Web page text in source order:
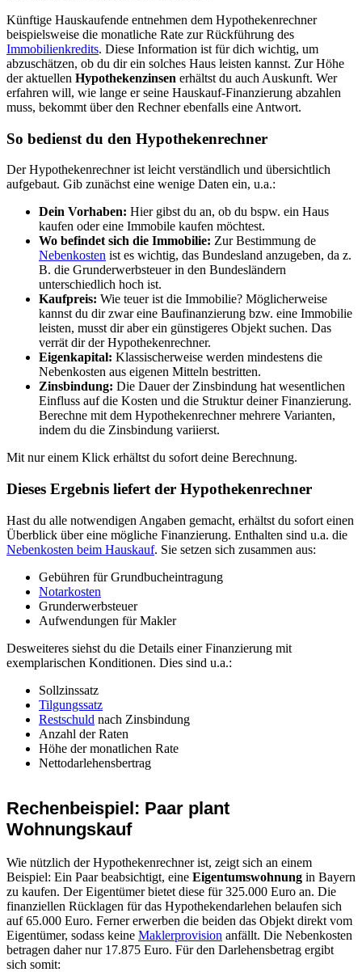
Künftige Hauskaufende entnehmen dem Hypothekenrechner
beispielsweise die monatliche Rate zur Rückführung des
Immobilienkredits. Diese Information ist für dich wichtig, um
abzuschätzen, ob du dir ein solches Haus leisten kannst. Zur Höhe
der aktuellen Hypothekenzinsen erhältst du auch Auskunft. Wer
erfahren will, wie lange er seine Hauskauf-Finanzierung abzahlen
muss, bekommt über den Rechner ebenfalls eine Antwort.
So bedienst du den Hypothekenrechner
Der Hypothekenrechner ist leicht verständlich und übersichtlich
aufgebaut. Gib zunächst eine wenige Daten ein, u.a.:
Dein Vorhaben: Hier gibst du an, ob du bspw. ein Haus
kaufen oder eine Immobile kaufen möchtest.
Wo befindet sich die Immobilie: Zur Bestimmung de
Nebenkosten ist es wichtig, das Bundesland anzugeben, da z.
B. die Grunderwerbsteuer in den Bundesländern
unterschiedlich hoch ist.
Kaufpreis: Wie teuer ist die Immobilie? Möglicherweise
kannst du dir zwar eine Baufinanzierung bzw. eine Immobilie
leisten, musst dir aber ein günstigeres Objekt suchen. Das
verrät dir der Hypothekenrechner.
Eigenkapital: Klassischerweise werden mindestens die
Nebenkosten aus eigenen Mitteln bestritten.
Zinsbindung: Die Dauer der Zinsbindung hat wesentlichen
Einfluss auf die Kosten und die Struktur deiner Finanzierung.
Berechne mit dem Hypothekenrechner mehrere Varianten,
indem du die Zinsbindung variierst.
Mit nur einem Klick erhältst du sofort deine Berechnung.
Dieses Ergebnis liefert der Hypothekenrechner
Hast du alle notwendigen Angaben gemacht, erhältst du sofort einen
Überblick über eine mögliche Finanzierung. Enthalten sind u.a. die
Nebenkosten beim Hauskauf. Sie setzen sich zusammen aus:
Gebühren für Grundbucheintragung
Notarkosten
Grunderwerbsteuer
Aufwendungen für Makler
Desweiteres siehst du die Details einer Finanzierung mit
exemplarischen Konditionen. Dies sind u.a.:
Sollzinssatz
Tilgungssatz
Restschuld nach Zinsbindung
Anzahl der Raten
Höhe der monatlichen Rate
Nettodarlehensbertrag
Rechenbeispiel: Paar plant
Wohnungskauf
Wie nützlich der Hypothekenrechner ist, zeigt sich an einem
Beispiel: Ein Paar beabsichtigt, eine Eigentumswohnung in Bayern
zu kaufen. Der Eigentümer bietet diese für 325.000 Euro an. Die
finanziellen Rücklagen für das Hypothekendarlehen belaufen sich
auf 65.000 Euro. Ferner erwerben die beiden das Objekt direkt vom
Eigentümer, sodass keine Maklerprovision anfällt. Die Nebenkosten
betragen daher nur 17.875 Euro. Für den Darlehensbetrag ergibt
sich somit: